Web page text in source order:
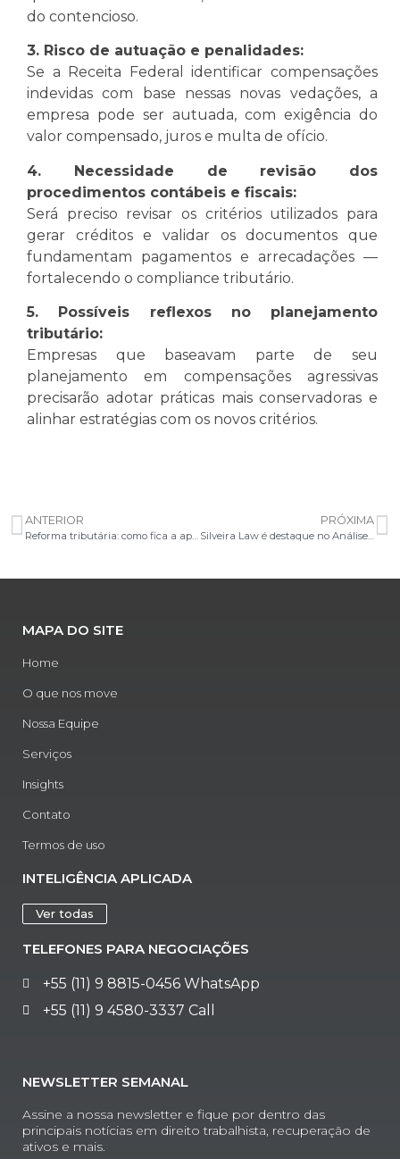
do contencioso.
3. Risco de autuação e penalidades:
Se a Receita Federal identificar compensações
indevidas com base nessas novas vedações, a
empresa pode ser autuada, com exigência do
valor compensado, juros e multa de ofício.
4. Necessidade de revisão dos
procedimentos contábeis e fiscais:
Será preciso revisar os critérios utilizados para
gerar créditos e validar os documentos que
fundamentam pagamentos e arrecadações —
fortalecendo o compliance tributário.
5. Possíveis reflexos no planejamento
tributário:
Empresas que baseavam parte de seu
planejamento em compensações agressivas
precisarão adotar práticas mais conservadoras e
alinhar estratégias com os novos critérios.
ANTERIOR PRÓXIMA
Silveira Law é destaque no Análise Advocacia Regional 2025
MAPA DO SITE
Home
O que nos move
Nossa Equipe
Serviços
Insights
Contato
Termos de uso
INTELIGÊNCIA APLICADA
Ver todas
TELEFONES PARA NEGOCIAÇÕES
+55 (11) 9 8815-0456 WhatsApp
+55 (11) 9 4580-3337 Call
NEWSLETTER SEMANAL
Assine a nossa newsletter e fique por dentro das
principais notícias em direito trabalhista, recuperação de
ativos e mais.